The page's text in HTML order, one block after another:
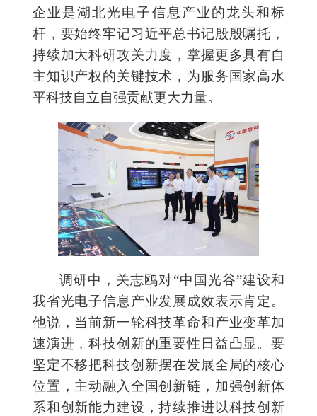
企业是湖北光电子信息产业的龙头和标
杆，要始终牢记习近平总书记殷殷嘱托，
持续加大科研攻关力度，掌握更多具有自
主知识产权的关键技术，为服务国家高水
平科技自立自强贡献更大力量。
调研中，关志鸥对“中国光谷”建设和
我省光电子信息产业发展成效表示肯定。
他说，当前新一轮科技革命和产业变革加
速演进，科技创新的重要性日益凸显。要
坚定不移把科技创新摆在发展全局的核心
位置，主动融入全国创新链，加强创新体
系和创新能力建设，持续推进以科技创新